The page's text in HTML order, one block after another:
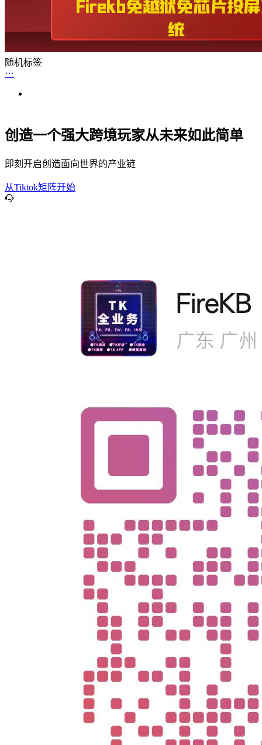
随机标签
创造一个强大跨境玩家从未来如此简单
即刻开启创造面向世界的产业链
从Tiktok矩阵开始